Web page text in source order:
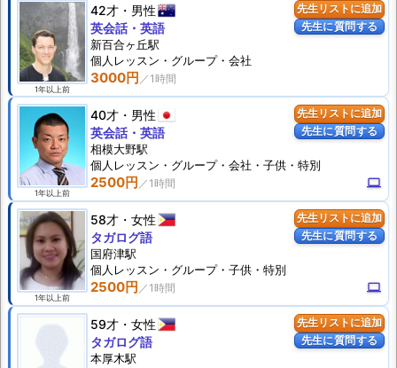
先生リストに追加
先生に質問する
1年以上前
42才 男性
3000円
英会話・英語
新百合ヶ丘駅
個人 レッスン ・グループ・会社
先生リストに追加
先生に質問する
1年以上前
40才 男性
2500円 computer
英会話・英語
相模大野駅
個人 レッスン ・グループ・会社・子供・特別
先生リストに追加
先生に質問する
1年以上前
58才 女性
2500円 computer
タガログ語
国府津駅
個人 レッスン ・グループ・子供・特別
先生リストに追加
先生に質問する
59才 女性
タガログ語
本厚木駅